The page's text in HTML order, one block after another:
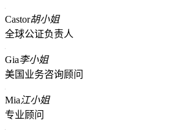
Castor胡小姐
全球公证负责人
Gia李小姐
美国业务咨询顾问
Mia江小姐
专业顾问